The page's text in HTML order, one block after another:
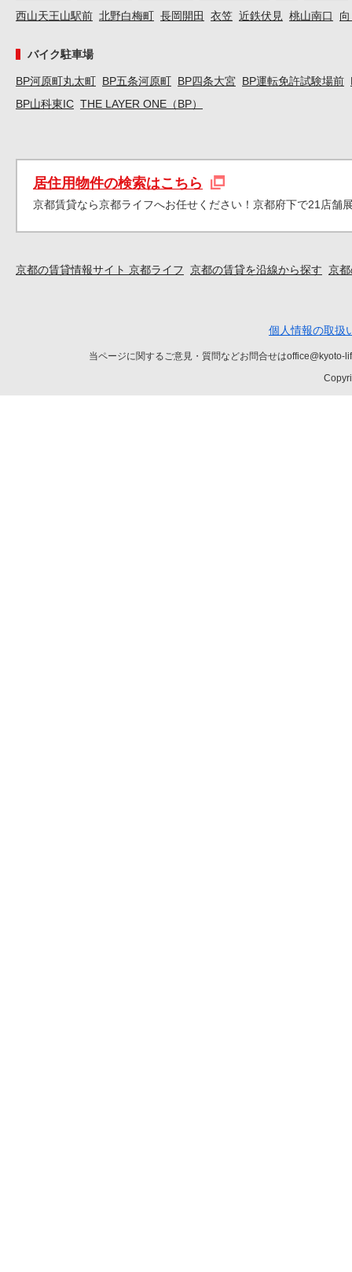
西山天王山駅前 北野白梅町 長岡開田 衣笠 近鉄伏見 桃山南口
バイク駐車場
BP河原町丸太町 BP五条河原町 BP四条大宮 BP運転免許試験場前
BP山科東IC THE LAYER ONE（BP）
居住用物件の検索はこちら
京都賃貸なら京都ライフへお任せください！京都府下で21店舗
京都の賃貸情報サイト 京都ライフ 京都の賃貸を沿線から探す 京
個人情報の取扱
当ページに関するご意見・質問などお問合せは